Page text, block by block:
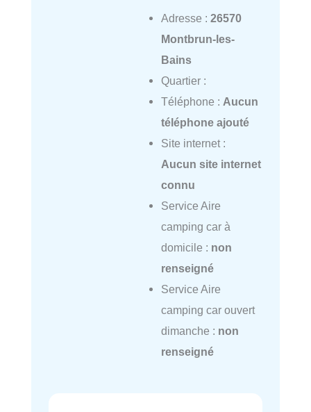
Adresse : 26570
Montbrun-les-
Bains
Quartier :
Téléphone : Aucun
téléphone ajouté
Site internet :
Aucun site internet
connu
Service Aire
camping car à
domicile : non
renseigné
Service Aire
camping car ouvert
dimanche : non
renseigné